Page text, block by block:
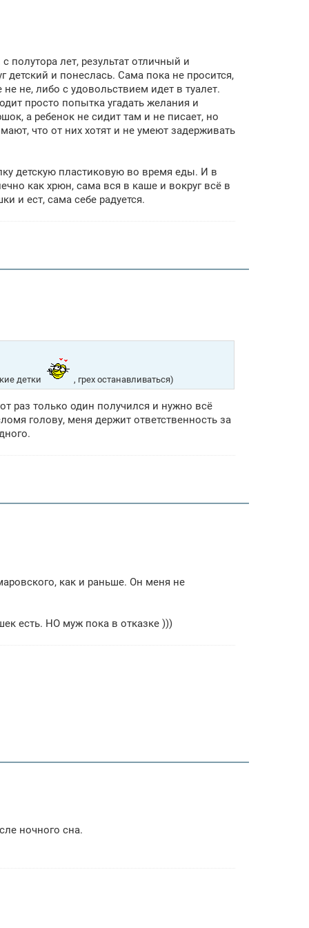
полутора лет, результат отличный и
и понеслась. Сама пока не просится,
не, либо с удовольствием идет в туалет.
просто попытка угадать желания и
а ребенок не сидит там и не писает, но
что от них хотят и не умеют задерживать
детскую пластиковую во время еды. И в
как хрюн, сама вся в каше и вокруг всё в
и ест, сама себе радуется.
детки , грех останавливаться)
раз только один получился и нужно всё
голову, меня держит ответственность за
как и раньше. Он меня не
есть. НО муж пока в отказке )))
ночного сна.